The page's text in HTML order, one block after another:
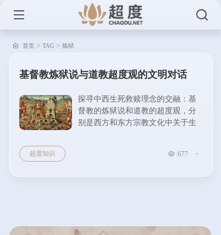
首页> TAG > 炼狱
基督教炼狱说与道教超度观的文明对话
探寻中西生死救赎理念的交融：基
督教的炼狱说和道教的超度观，分
别是西方和东方宗教文化中关于生
人死后的灵魂归宿展开，蕴含着对
超度知识 677